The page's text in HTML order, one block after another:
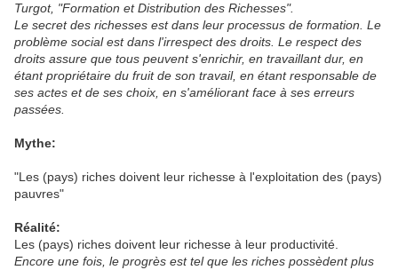
Turgot, "Formation et Distribution des Richesses".
Le secret des richesses est dans leur processus de formation. Le
problème social est dans l'irrespect des droits. Le respect des
droits assure que tous peuvent s'enrichir, en travaillant dur, en
étant propriétaire du fruit de son travail, en étant responsable de
ses actes et de ses choix, en s'améliorant face à ses erreurs
passées.
Mythe:
"Les (pays) riches doivent leur richesse à l'exploitation des (pays)
pauvres"
Réalité:
Les (pays) riches doivent leur richesse à leur productivité.
Encore une fois, le progrès est tel que les riches possèdent plus